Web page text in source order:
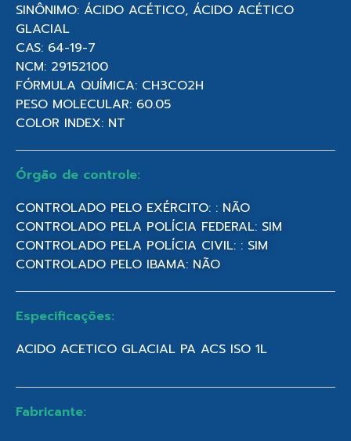
SINÔNIMO: ÁCIDO ACÉTICO, ÁCIDO ACÉTICO
GLACIAL
CAS: 64-19-7
NCM: 29152100
FÓRMULA QUÍMICA: CH3CO2H
PESO MOLECULAR: 60.05
COLOR INDEX: NT
Órgão de controle:
CONTROLADO PELO EXÉRCITO: : NÃO
CONTROLADO PELA POLÍCIA FEDERAL: SIM
CONTROLADO PELA POLÍCIA CIVIL: : SIM
CONTROLADO PELO IBAMA: NÃO
Especificações:
ACIDO ACETICO GLACIAL PA ACS ISO 1L
Fabricante: